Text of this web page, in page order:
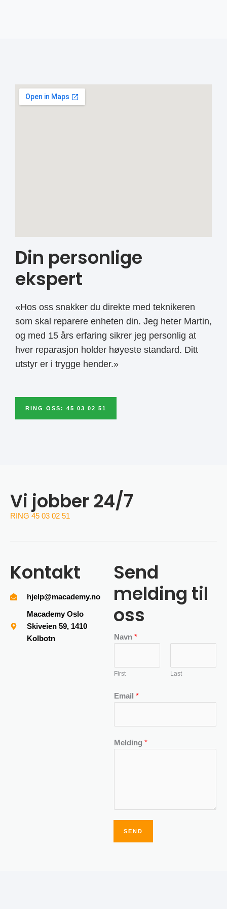
Din personlige
ekspert
«Hos oss snakker du direkte med teknikeren
som skal reparere enheten din. Jeg heter Martin,
og med 15 års erfaring sikrer jeg personlig at
hver reparasjon holder høyeste standard. Ditt
utstyr er i trygge hender.»
RING OSS: 45 03 02 51
Vi jobber 24/7
RING 45 03 02 51
Kontakt
hjelp@macademy.no
Macademy Oslo
Skiveien 59, 1410
Kolbotn
Send
melding til
oss
Navn *
First Last
Email *
Melding *
SEND